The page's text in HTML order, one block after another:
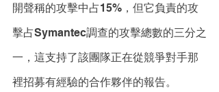
開聲稱的攻擊中占15%，但它負責的攻
擊占Symantec調查的攻擊總數的三分之
一，這支持了該團隊正在從競爭對手那
裡招募有經驗的合作夥伴的報告。